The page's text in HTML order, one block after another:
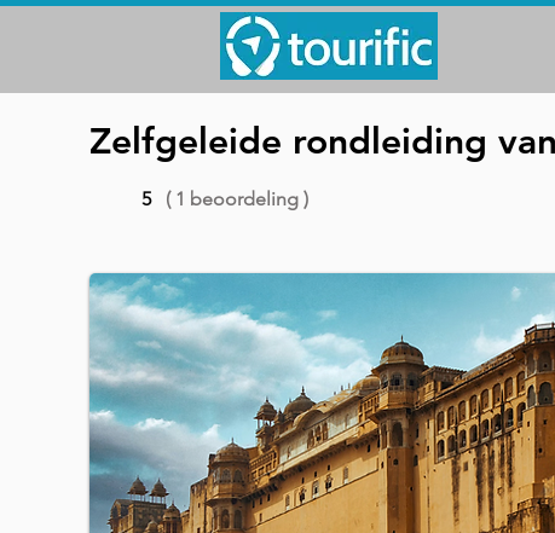
Zelfgeleide rondleiding
5 ( 1 beoordeling )